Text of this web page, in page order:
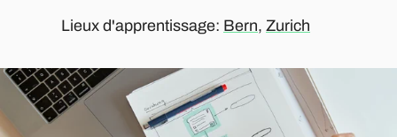
Lieux d'apprentissage: Bern, Zurich